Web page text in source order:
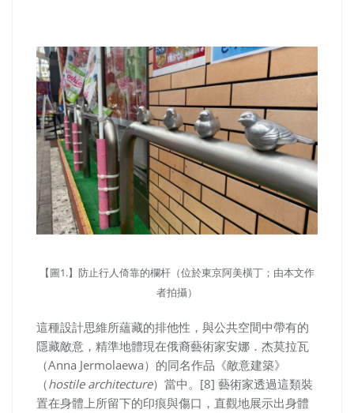
【圖1.】防止行人倚靠的欄杆（位於東京阿美橫丁；由本文作
者拍攝）
這種設計思維所蘊藏的排他性，與公共空間中帶有的
隱藏敵意，精準地體現在俄裔藝術家安娜．杰莫拉瓦
（Anna Jermolaewa）的同名作品《敵意建築》
（hostile architecture）當中。[8] 藝術家透過這類裝
置在身體上所留下的印痕與傷口，直觀地展示出身體